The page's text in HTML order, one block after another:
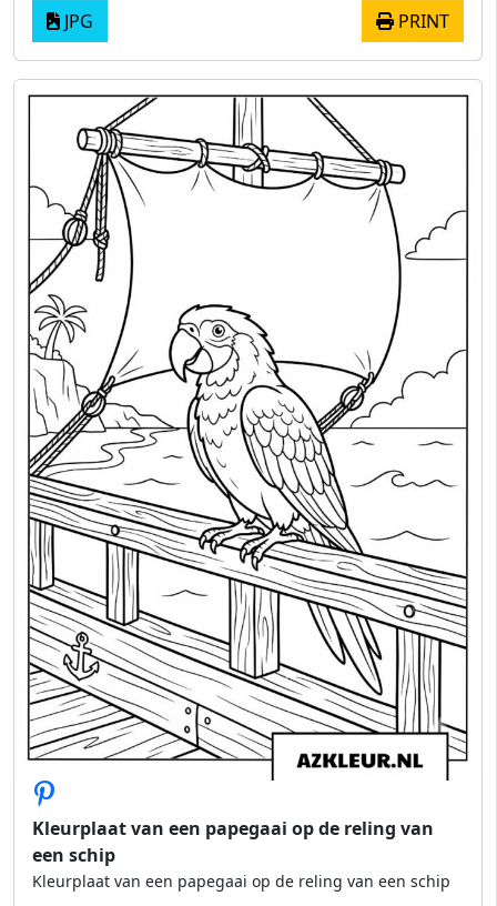
JPG PRINT
Kleurplaat van een papegaai op de reling van
een schip
Kleurplaat van een papegaai op de reling van een schip